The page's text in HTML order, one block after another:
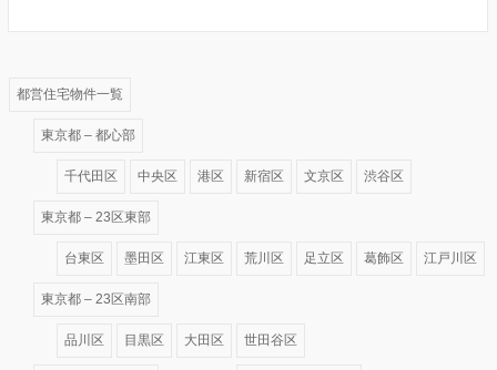
都営住宅物件一覧
東京都 – 都心部
千代田区 中央区 港区 新宿区 文京区 渋谷区
東京都 – 23区東部
台東区 墨田区 江東区 荒川区 足立区 葛飾区 江戸川区
東京都 – 23区南部
品川区 目黒区 大田区 世田谷区